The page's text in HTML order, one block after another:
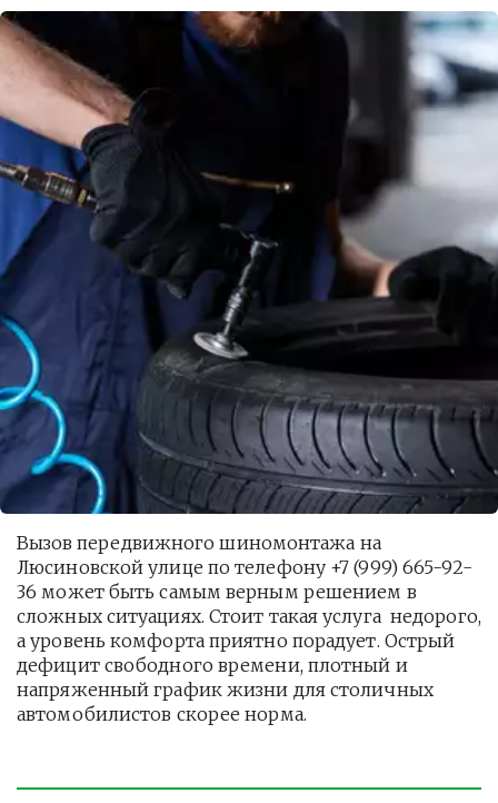
Вызов передвижного шиномонтажа на
Люсиновской улице по телефону +7 (999) 665-92-
36 может быть самым верным решением в
сложных ситуациях. Стоит такая услуга  недорого,
а уровень комфорта приятно порадует. Острый
дефицит свободного времени, плотный и
напряженный график жизни для столичных
автомобилистов скорее норма.